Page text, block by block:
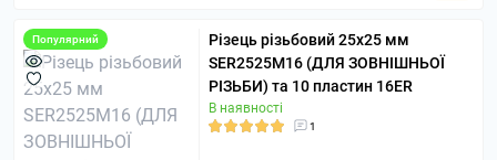
Популярний
Різець різьбовий 25х25 мм
SER2525M16 (ДЛЯ ЗОВНІШНЬОЇ
РІЗЬБИ) та 10 пластин 16ER
В наявності
1